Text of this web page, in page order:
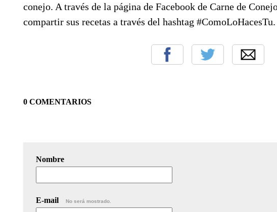
conejo. A través de la página de Facebook de Carne de
compartir sus recetas a través del hashtag #ComoLoHacesTu.
0 COMENTARIOS
Nombre
E-mail No será mostrado.